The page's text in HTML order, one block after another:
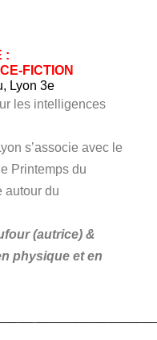
:
FICTION
Lyon 3e
les intelligences
s’associe avec le
Printemps du
autour du
(autrice) &
physique et en